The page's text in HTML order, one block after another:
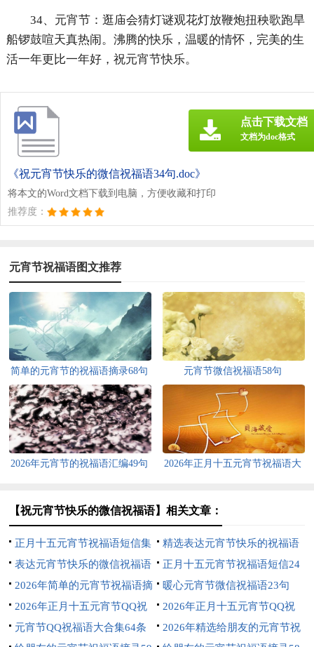
34、元宵节：逛庙会猜灯谜观花灯放鞭炮扭秧歌跑旱
船锣鼓喧天真热闹。沸腾的快乐，温暖的情怀，完美的生
活一年更比一年好，祝元宵节快乐。
《祝元宵节快乐的微信祝福语34句.doc》
将本文的Word文档下载到电脑，方便收藏和打印
推荐度：
点击下载文档
文档为doc格式
元宵节祝福语图文推荐
简单的元宵节的祝福语摘录68句 元宵节微信祝福语58句
2026年元宵节的祝福语汇编49句
2026年正月十五元宵节祝福语大
【祝元宵节快乐的微信祝福语】相关文章：
正月十五元宵节祝福语短信集
锦37句
精选表达元宵节快乐的祝福语
集锦53条
表达元宵节快乐的微信祝福语
44句
正月十五元宵节祝福语短信24
条
2026年简单的元宵节祝福语摘
录78条
暖心元宵节微信祝福语23句
2026年正月十五元宵节QQ祝
福语大汇总72条
2026年正月十五元宵节QQ祝
福语27条
元宵节QQ祝福语大合集64条
2026年精选给朋友的元宵节祝